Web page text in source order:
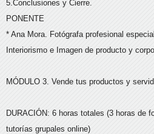
5.Conclusiones y Cierre.
PONENTE
* Ana Mora. Fotógrafa profesional
Interiorismo e Imagen de producto y
MÓDULO 3. Vende tus productos y
DURACIÓN: 6 horas totales (3 horas de
tutorías grupales online)